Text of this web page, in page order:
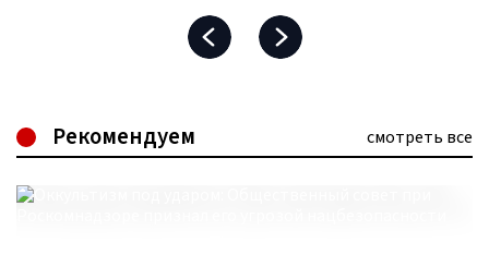
Рекомендуем смотреть все